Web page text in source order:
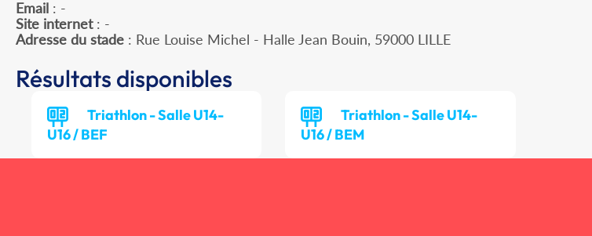
Email : -
Site internet: -
Adresse du stade : Rue Louise Michel - Halle Jean Bouin, 59000 LILLE
Résultats disponibles
Triathlon - Salle U14-
U16 / BEF
Triathlon - Salle U14-
U16 / BEM